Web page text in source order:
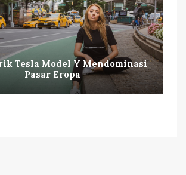
Tesla Model Y Mendominasi
Pasar Eropa